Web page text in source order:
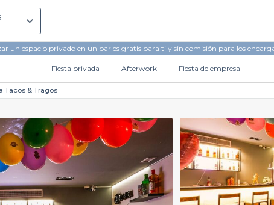
un espacio privadoen un bar es gratis para ti y sin comisión para los
Fiesta privada Afterwork Fiesta de empresa
Tacos & Tragos